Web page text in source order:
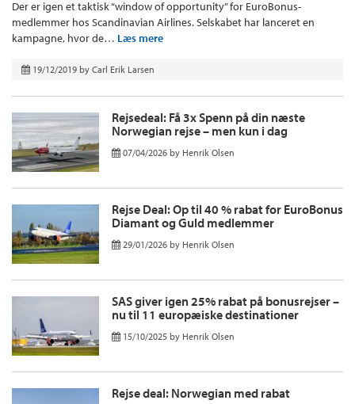
Der er igen et taktisk “window of opportunity” for EuroBonus-
medlemmer hos Scandinavian Airlines. Selskabet har lanceret en
kampagne, hvor de… Læs mere
19/12/2019 by Carl Erik Larsen
Rejsedeal: Få 3x Spenn på din næste
Norwegian rejse – men kun i dag
07/04/2026 by Henrik Olsen
Rejse Deal: Op til 40 % rabat for EuroBonus
Diamant og Guld medlemmer
29/01/2026 by Henrik Olsen
SAS giver igen 25% rabat på bonusrejser –
nu til 11 europæiske destinationer
15/10/2025 by Henrik Olsen
Rejse deal: Norwegian med rabat